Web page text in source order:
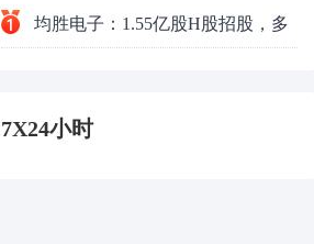
均胜电子：1.55亿股H股招股，多
7X24小时